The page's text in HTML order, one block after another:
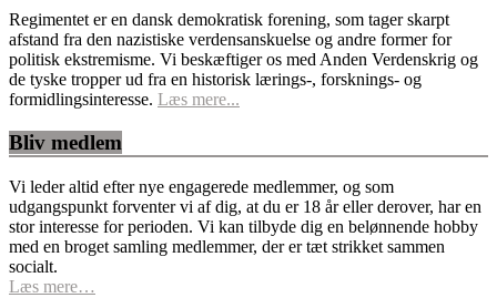
Regimentet er en dansk demokratisk forening, som tager skarpt
afstand fra den nazistiske verdensanskuelse og andre former for
politisk ekstremisme. Vi beskæftiger os med Anden Verdenskrig og
de tyske tropper ud fra en historisk lærings-, forsknings- og
formidlingsinteresse. Læs mere...
Bliv medlem
Vi leder altid efter nye engagerede medlemmer, og som
udgangspunkt forventer vi af dig, at du er 18 år eller derover, har en
stor interesse for perioden. Vi kan tilbyde dig en belønnende hobby
med en broget samling medlemmer, der er tæt strikket sammen
socialt.
Læs mere…